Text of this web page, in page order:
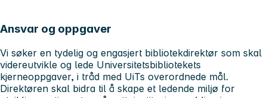
Ansvar og oppgaver
Vi søker en tydelig og engasjert bibliotekdirektør som skal
videreutvikle og lede Universitetsbibliotekets
kjerneoppgaver, i tråd med UiTs overordnede mål.
Direktøren skal bidra til å skape et ledende miljø for